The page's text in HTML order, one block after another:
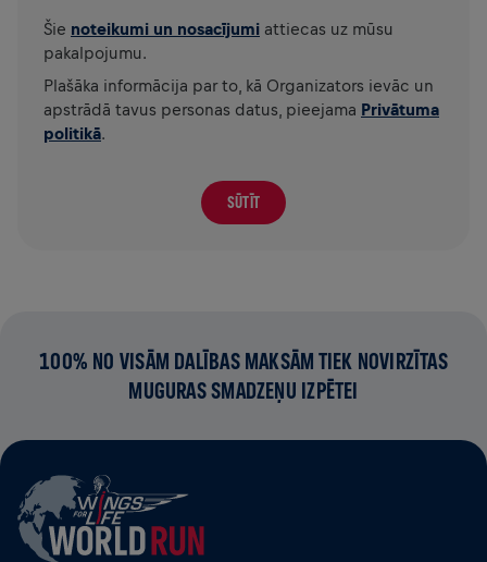
Šie noteikumi un nosacījumi attiecas uz mūsu
pakalpojumu.
Plašāka informācija par to, kā Organizators ievāc un
apstrādā tavus personas datus, pieejama Privātuma
politikā.
SŪTĪT
100% NO VISĀM DALĪBAS MAKSĀM TIEK NOVIRZĪTAS
MUGURAS SMADZEŅU IZPĒTEI